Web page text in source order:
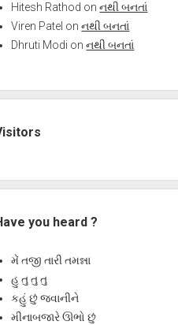
Hitesh Rathod onનથી બનતાં
Viren Patel onનથી બનતાં
Dhruti Modi onનથી બનતાં
you heard ?
મેં તજી તારી તમન્ના
હુ તુ તુ તુ
કહું છું જવાનીને
મીનાબજારે ઊભો છું